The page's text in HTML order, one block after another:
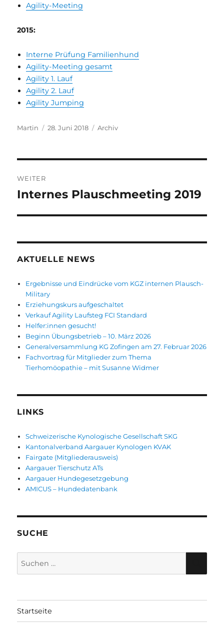
Agility-Meeting
2015:
Interne Prüfung Familienhund
Agility-Meeting gesamt
Agility 1. Lauf
Agility 2. Lauf
Agility Jumping
Autor
Martin
Veröffentlicht
28. Juni 2018 Kategorien
Archiv
WEITER
Nächster
Internes Plauschmeeting 2019
AKTUELLE NEWS
Ergebnisse und Eindrücke vom KGZ internen Plausch-
Military
Erziehungskurs aufgeschaltet
Verkauf Agility Laufsteg FCI Standard
Helfer:innen gesucht!
Beginn Übungsbetrieb – 10. März 2026
Generalversammlung KG Zofingen am 27. Februar 2026
Fachvortrag für Mitglieder zum Thema
Tierhomöopathie – mit Susanne Widmer
LINKS
Schweizerische Kynologische Gesellschaft SKG
Kantonalverband Aargauer Kynologen KVAK
Fairgate (Mitgliederausweis)
Aargauer Tierschutz ATs
Aargauer Hundegesetzgebung
AMICUS – Hundedatenbank
SUCHE
nach:
Startseite